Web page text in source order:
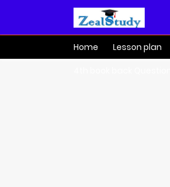
Home Lesson plan